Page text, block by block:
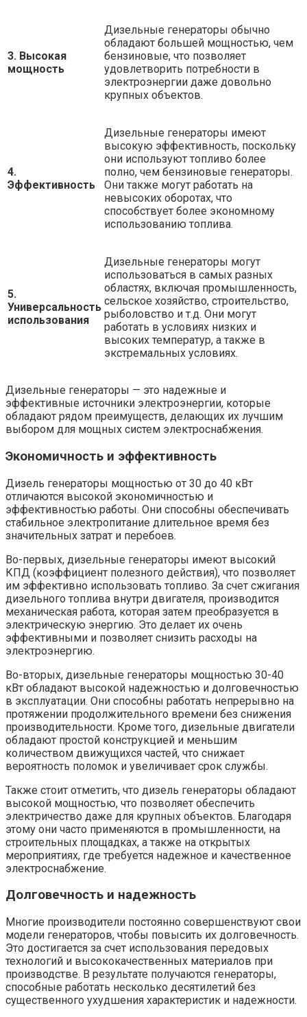
3. Высокая
мощность
Дизельные генераторы обычно
обладают большей мощностью, чем
бензиновые, что позволяет
удовлетворить потребности в
электроэнергии даже довольно
крупных объектов.
4.
Эффективность
Дизельные генераторы имеют
высокую эффективность, поскольку
они используют топливо более
полно, чем бензиновые генераторы.
Они также могут работать на
невысоких оборотах, что
способствует более экономному
использованию топлива.
5.
Универсальность
использования
Дизельные генераторы могут
использоваться в самых разных
областях, включая промышленность,
сельское хозяйство, строительство,
рыболовство и т.д. Они могут
работать в условиях низких и
высоких температур, а также в
экстремальных условиях.
Дизельные генераторы — это надежные и
эффективные источники электроэнергии, которые
обладают рядом преимуществ, делающих их лучшим
выбором для мощных систем электроснабжения.
Экономичность и эффективность
Дизель генераторы мощностью от 30 до 40 кВт
отличаются высокой экономичностью и
эффективностью работы. Они способны обеспечивать
стабильное электропитание длительное время без
значительных затрат и перебоев.
Во-первых, дизельные генераторы имеют высокий
КПД (коэффициент полезного действия), что позволяет
им эффективно использовать топливо. За счет сжигания
дизельного топлива внутри двигателя, производится
механическая работа, которая затем преобразуется в
электрическую энергию. Это делает их очень
эффективными и позволяет снизить расходы на
электроэнергию.
Во-вторых, дизельные генераторы мощностью 30-40
кВт обладают высокой надежностью и долговечностью
в эксплуатации. Они способны работать непрерывно на
протяжении продолжительного времени без снижения
производительности. Кроме того, дизельные двигатели
обладают простой конструкцией и меньшим
количеством движущихся частей, что снижает
вероятность поломок и увеличивает срок службы.
Также стоит отметить, что дизель генераторы обладают
высокой мощностью, что позволяет обеспечить
электричество даже для крупных объектов. Благодаря
этому они часто применяются в промышленности, на
строительных площадках, а также на открытых
мероприятиях, где требуется надежное и качественное
электроснабжение.
Долговечность и надежность
Многие производители постоянно совершенствуют свои
модели генераторов, чтобы повысить их долговечность.
Это достигается за счет использования передовых
технологий и высококачественных материалов при
производстве. В результате получаются генераторы,
способные работать несколько десятилетий без
существенного ухудшения характеристик и надежности.